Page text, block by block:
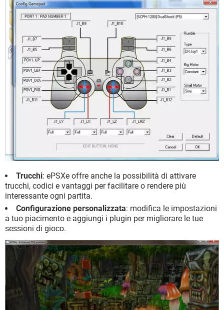
Trucchi: ePSXe offre anche la possibilità di attivare
trucchi, codici e vantaggi per facilitare o rendere più
interessante ogni partita.
Configurazione personalizzata: modifica le impostazioni
a tuo piacimento e aggiungi i plugin per migliorare le tue
sessioni di gioco.